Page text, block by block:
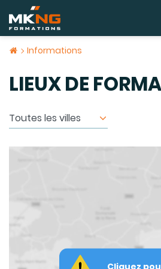
Informations
LIEUX DE
Cliquez